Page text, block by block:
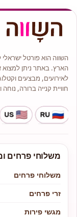
החנות מציעה מגוון רחב
המתאימים לכל תקציב ולכל
בחנות תמצאו מגוון זרי פרחים
בסגנונות קלאסיים, מודרניים
מלאי גדול של עציצים
וייחודיים.
השווה הוא פורטל
הארץ. באתר ניתן למצוא
לאירועים, מבצעים
חוויית קנייה ברורה,
משלוחי פרחים
משלוחי פרחים
זרי פרחים
מגשי פירות